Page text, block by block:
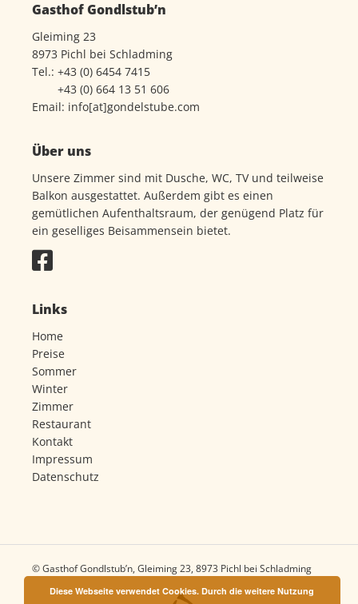
Gasthof Gondlstub’n
Gleiming 23
8973 Pichl bei Schladming
Tel.: +43 (0) 6454 7415
+43 (0) 664 13 51 606
Email: info[at]gondelstube.com
Über uns
Unsere Zimmer sind mit Dusche, WC, TV und teilweise
Balkon ausgestattet. Außerdem gibt es einen
gemütlichen Aufenthaltsraum, der genügend Platz für
ein geselliges Beisammensein bietet.
Links
Home
Preise
Sommer
Winter
Zimmer
Restaurant
Kontakt
Impressum
Datenschutz
© Gasthof Gondlstub’n, Gleiming 23, 8973 Pichl bei Schladming
Diese Webseite verwendet Cookies. Durch die weitere Nutzung